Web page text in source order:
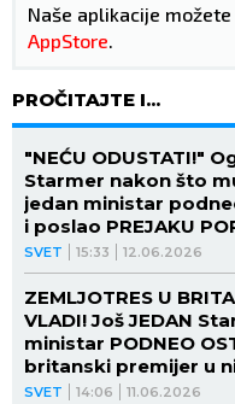
Naše aplikacije
AppStore
PROČITAJTE I...
SVET 15:33 12.06.2026
"NEĆU ODUSTATI!"
Starmer nakon što
jedan ministar
i poslao PREJAKU
šta je sve poručio
SVET 14:06 11.06.2026
ZEMLJOTRES U
VLADI! Još JEDAN
ministar PODNEO
britanski premijer u
situaciji!